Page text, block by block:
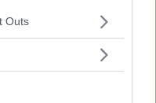
one or more Google
You may click to
in below Google
Outs
kommer till skjortor,